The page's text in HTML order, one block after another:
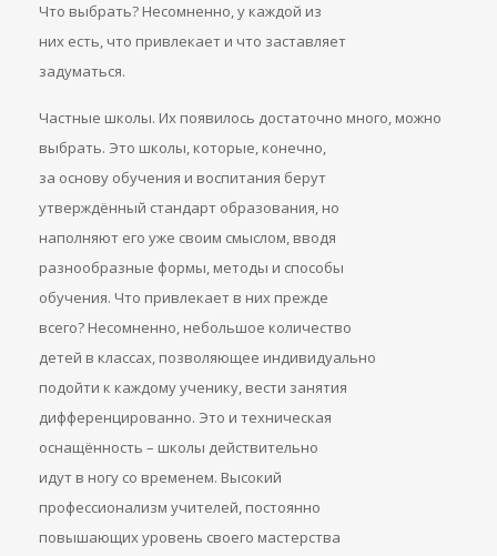
Что выбрать? Несомненно, у каждой из
них есть, что привлекает и что заставляет
задуматься.
Частные школы. Их появилось достаточно много, можно
выбрать. Это школы, которые, конечно,
за основу обучения и воспитания берут
утверждённый стандарт образования, но
наполняют его уже своим смыслом, вводя
разнообразные формы, методы и способы
обучения. Что привлекает в них прежде
всего? Несомненно, небольшое количество
детей в классах, позволяющее индивидуально
подойти к каждому ученику, вести занятия
дифференцированно. Это и техническая
оснащённость – школы действительно
идут в ногу со временем. Высокий
профессионализм учителей, постоянно
повышающих уровень своего мастерства